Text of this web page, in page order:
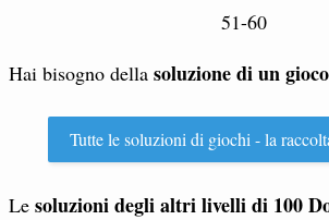
51-60
Hai bisogno della soluzione di un gioco
Tutte le soluzioni di giochi - la
Le soluzioni degli altri livelli di 100